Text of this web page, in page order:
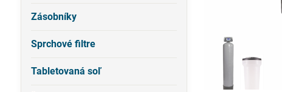
Zásobníky
Sprchové filtre
Tabletovaná soľ